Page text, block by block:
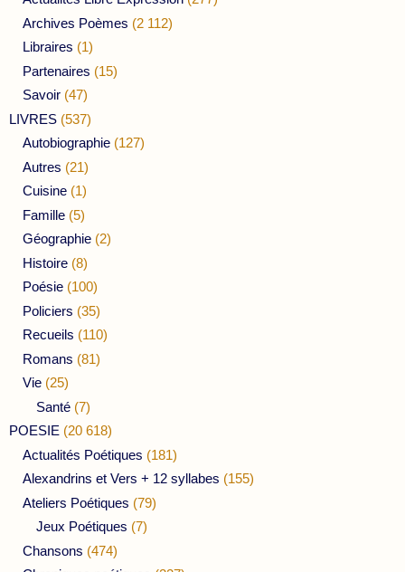
Archives Poèmes (2 112)
Libraires (1)
Partenaires (15)
Savoir (47)
LIVRES (537)
Autobiographie (127)
Autres (21)
Cuisine (1)
Famille (5)
Géographie (2)
Histoire (8)
Poésie (100)
Policiers (35)
Recueils (110)
Romans (81)
Vie (25)
Santé (7)
POESIE (20 618)
Actualités Poétiques (181)
Alexandrins et Vers + 12 syllabes (155)
Ateliers Poétiques (79)
Jeux Poétiques (7)
Chansons (474)